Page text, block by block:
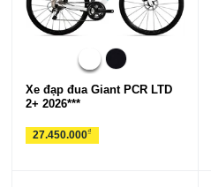
Xe đạp đua Giant PCR LTD
2+ 2026***
27.450.000₫